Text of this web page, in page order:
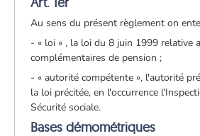
Au sens du présent règlement on
- « loi » , la loi du 8 juin 1999 relative
complémentaires de pension ;
- « autorité compétente », l'autorité
la loi précitée, en l'occurrence
Sécurité sociale.
Bases démométriques